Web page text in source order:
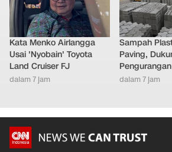
Kata Menko Airlangga
Usai 'Nyobain' Toyota
Land Cruiser FJ
dalam 7 jam
Sampah
Paving,
dalam 7 jam